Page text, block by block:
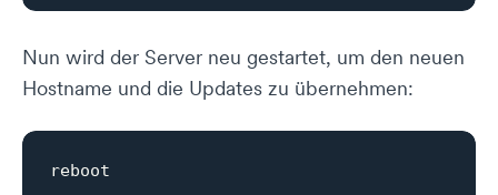
Nun wird der Server neu gestartet, um den neuen
Hostname und die Updates zu übernehmen: